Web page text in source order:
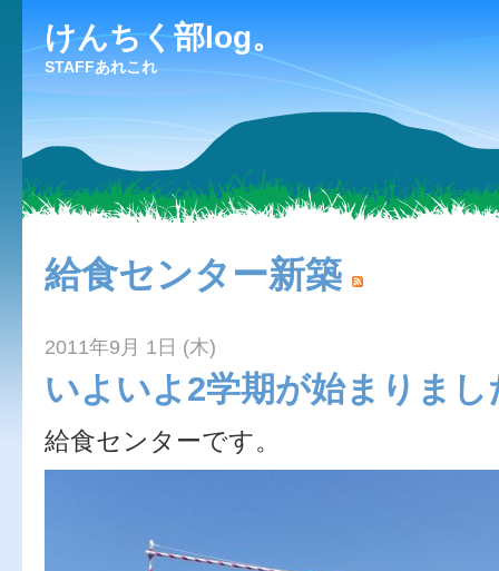
けんちく部log。
STAFFあれこれ
給食センター新築
2011年9月 1日 (木)
いよいよ2学期が始まりまし
給食センターです。